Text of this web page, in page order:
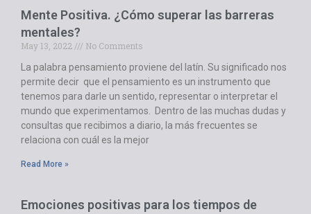
Mente Positiva. ¿Cómo superar las barreras
mentales?
May 13, 2022
No Comments
La palabra pensamiento proviene del latín. Su significado nos
permite decir que el pensamiento es un instrumento que
tenemos para darle un sentido, representar o interpretar el
mundo que experimentamos. Dentro de las muchas dudas y
consultas que recibimos a diario, la más frecuentes se
relaciona con cuál es la mejor
Read More »
Emociones positivas para los tiempos de